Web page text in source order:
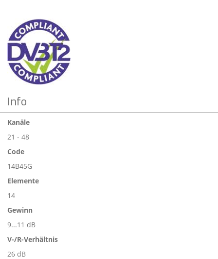
Info
Kanäle
21 - 48
Code
14B45G
Elemente
14
Gewinn
9...11 dB
V-/R-Verhältnis
26 dB